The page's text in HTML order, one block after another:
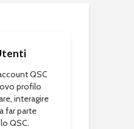
QSC
profilo
interagire
far parte
QSC.